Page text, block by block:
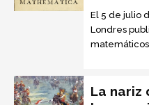
El 5 de julio
Londres
científica
La nariz